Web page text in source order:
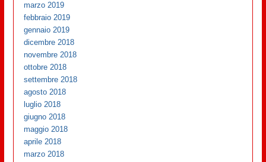
marzo 2019
febbraio 2019
gennaio 2019
dicembre 2018
novembre 2018
ottobre 2018
settembre 2018
agosto 2018
luglio 2018
giugno 2018
maggio 2018
aprile 2018
marzo 2018